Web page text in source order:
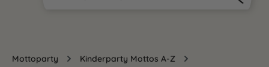
Mottoparty
Kinderparty Mottos A-Z